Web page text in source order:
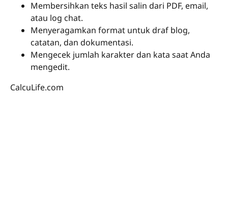
Membersihkan teks hasil salin dari PDF, email,
atau log chat.
Menyeragamkan format untuk draf blog,
catatan, dan dokumentasi.
Mengecek jumlah karakter dan kata saat Anda
mengedit.
CalcuLife.com